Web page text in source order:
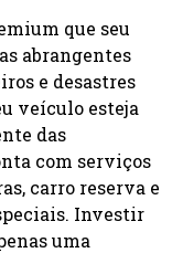
que seu
abrangentes
e desastres
veículo esteja
das
com serviços
carro reserva e
Investir
uma